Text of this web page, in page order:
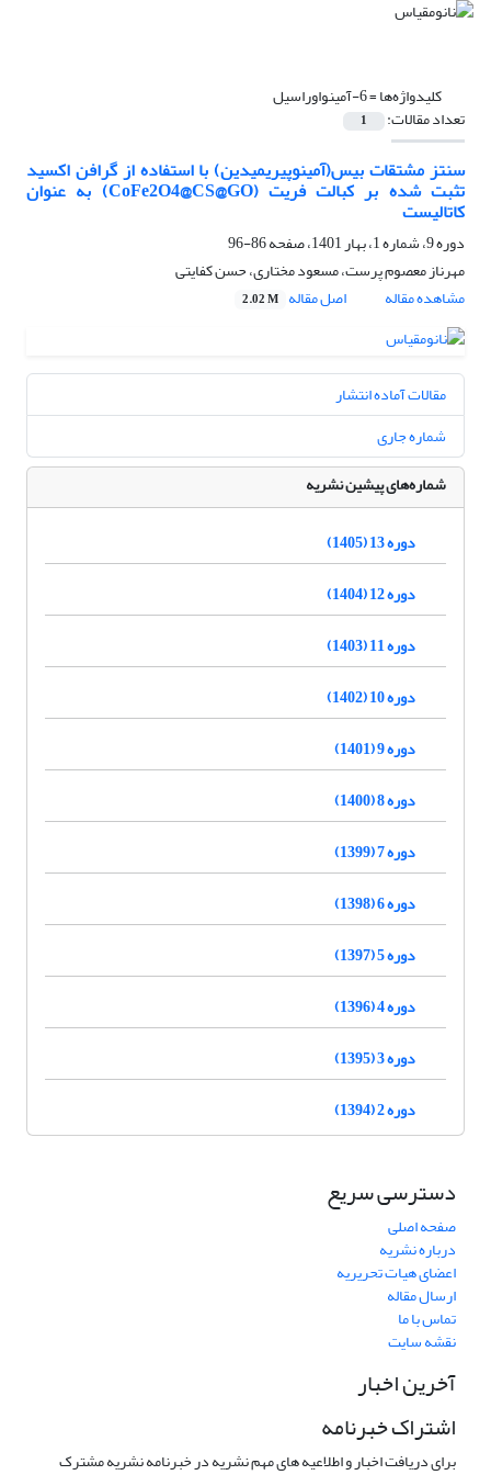
کلیدواژه‌ها =6-آمینواوراسیل
تعداد مقالات: 1
سنتز مشتقات بیس(آمینو‌پیریمیدین) با استفاده از گرافن اکسید
تثبت شده بر کبالت فریت (CoFe2O4@CS@GO) به عنوان
کاتالیست
دوره 9، شماره 1، بهار 1401، صفحه
86-96
مهرناز معصوم پرست، مسعود مختاری، حسن کفایتی
مشاهده مقاله
اصل مقاله 2.02 M
مقالات آماده انتشار
شماره جاری
شماره‌های پیشین نشریه
دوره 13 (1405)
دوره 12 (1404)
دوره 11 (1403)
دوره 10 (1402)
دوره 9 (1401)
دوره 8 (1400)
دوره 7 (1399)
دوره 6 (1398)
دوره 5 (1397)
دوره 4 (1396)
دوره 3 (1395)
دوره 2 (1394)
دسترسی سریع
صفحه اصلی
درباره نشریه
اعضای هیات تحریریه
ارسال مقاله
تماس با ما
نقشه سایت
آخرین اخبار
اشتراک خبرنامه
برای دریافت اخبار و اطلاعیه های مهم نشریه در خبرنامه نشریه مشترک